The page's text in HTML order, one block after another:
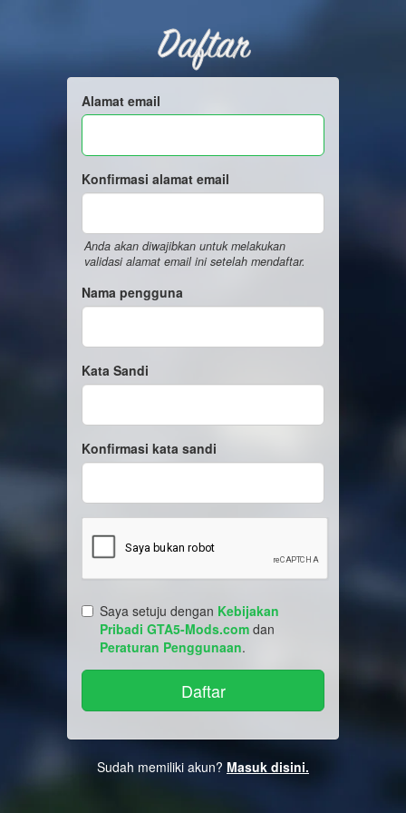
Daftar
Alamat email
Konfirmasi alamat email
Anda akan diwajibkan untuk melakukan
validasi alamat email ini setelah mendaftar.
Nama pengguna
Kata Sandi
Konfirmasi kata sandi
Saya setuju dengan Kebijakan
Pribadi GTA5-Mods.com dan
Peraturan Penggunaan.
Sudah memiliki akun? Masuk disini.